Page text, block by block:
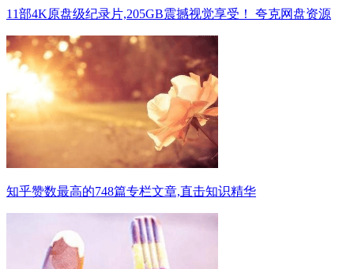
11部4K原盘级纪录片,205GB震撼视觉享受！ 夸克网盘资源
知乎赞数最高的748篇专栏文章,直击知识精华